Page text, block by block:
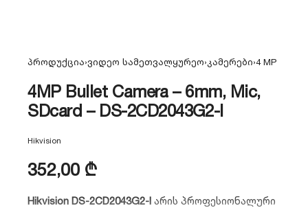
პროდუქცია›ვიდეო სამეთვალყურეო› კამერები›4 MP
4MP Bullet Camera – 6mm, Mic,
SDcard – DS-2CD2043G2-I
Hikvision
352,00 ₾
Hikvision DS-2CD2043G2-I არის პროფესიონალური